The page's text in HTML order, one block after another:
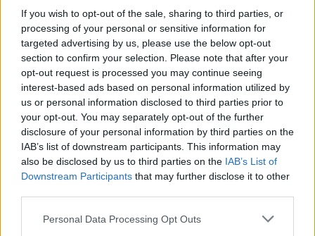
If you wish to opt-out of the sale, sharing to third parties, or
processing of your personal or sensitive information for
targeted advertising by us, please use the below opt-out
section to confirm your selection. Please note that after your
opt-out request is processed you may continue seeing
interest-based ads based on personal information utilized by
us or personal information disclosed to third parties prior to
your opt-out. You may separately opt-out of the further
disclosure of your personal information by third parties on the
IAB’s list of downstream participants. This information may
also be disclosed by us to third parties on the IAB’s List of
Downstream Participants that may further disclose it to other
Personal Data Processing Opt Outs